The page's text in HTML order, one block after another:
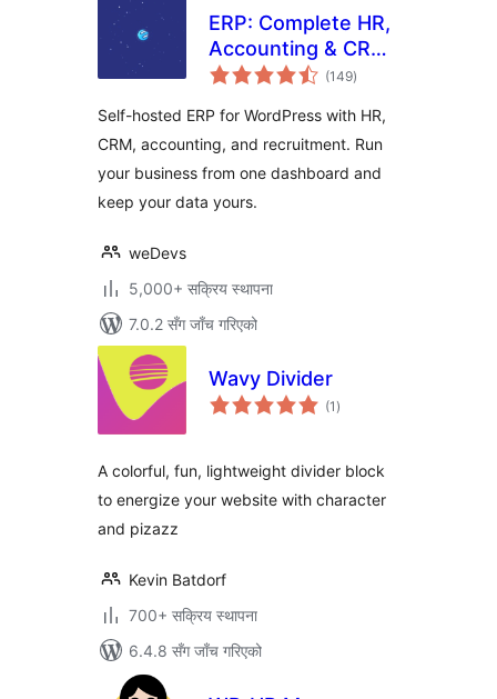
ERP: Complete HR,
Accounting & CRM
Suite Built for(149कुल
रेटिङ्गहरू
)
Self-hosted ERP for WordPress with HR,
CRM, accounting, and recruitment. Run
your business from one dashboard and
keep your data yours.
weDevs
5,000+ सक्रिय स्थापना
7.0.2 सँग जाँच गरिएको
Wavy Divider
(1 कुल
रेटिङ्गहरू
)
A colorful, fun, lightweight divider block
to energize your website with character
and pizazz
Kevin Batdorf
700+ सक्रिय स्थापना
6.4.8 सँग जाँच गरिएको